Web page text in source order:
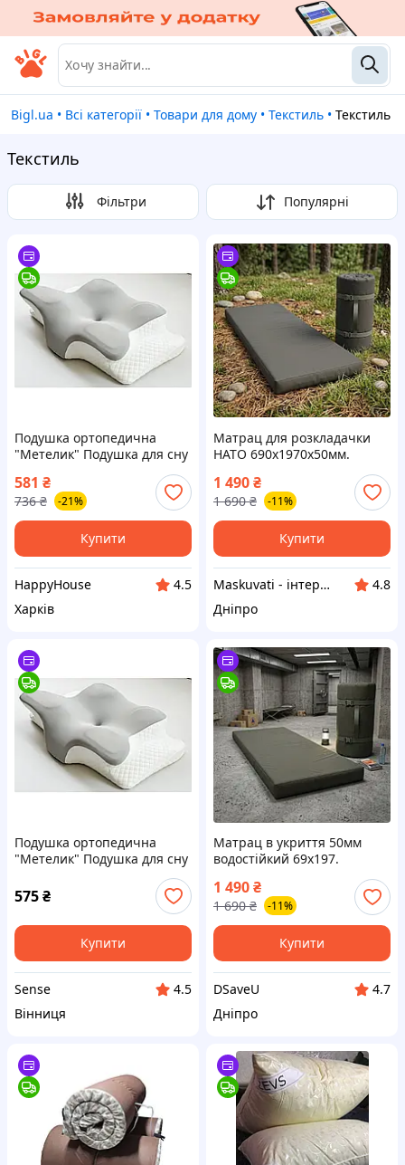
Bigl.ua • Всі категорії • Товари для дому • Текстиль • Текстиль
Текстиль
Фільтри Популярні
Подушка ортопедична
"Метелик" Подушка для сну
з ефектом пам'яті (pillow-04)
HP227
581 ₴
736 ₴ -21%
Купити
HappyHouse
4.5
Харків
Матрац для розкладачки
НАТО 690х1970х50мм.
Скручуваний водостійкий
матрац. Хакі
1 490₴
1 690 ₴ -11%
Купити
Maskuvati - інтернет-магазин
4.8
Дніпро
Подушка ортопедична
"Метелик" Подушка для сну
з ефектом пам'яті (pillow-04)
SN27
575₴
Купити
Sense
4.5
Вінниця
Матрац в укриття 50мм
водостійкий 69х197.
Туристичний матрац, що
скручується на розкладачку
НАТО. Хакі
1 490₴
1 690 ₴ -11%
Купити
DSaveU
4.7
Дніпро